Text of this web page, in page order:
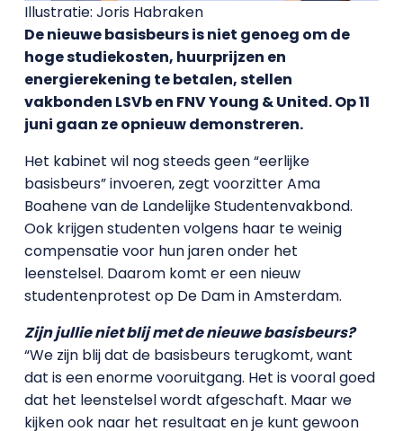
Illustratie: Joris Habraken
De nieuwe basisbeurs is niet genoeg om de
hoge studiekosten, huurprijzen en
energierekening te betalen, stellen
vakbonden LSVb en FNV Young & United. Op 11
juni gaan ze opnieuw demonstreren.
Het kabinet wil nog steeds geen “eerlijke
basisbeurs” invoeren, zegt voorzitter Ama
Boahene van de Landelijke Studentenvakbond.
Ook krijgen studenten volgens haar te weinig
compensatie voor hun jaren onder het
leenstelsel. Daarom komt er een nieuw
studentenprotest op De Dam in Amsterdam.
Zijn jullie niet blij met de nieuwe basisbeurs?
“We zijn blij dat de basisbeurs terugkomt, want
dat is een enorme vooruitgang. Het is vooral goed
dat het leenstelsel wordt afgeschaft. Maar we
kijken ook naar het resultaat en je kunt gewoon